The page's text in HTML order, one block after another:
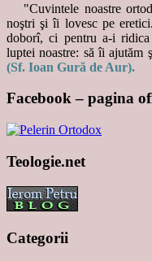
"Cuvintele noastre
noştri şi îi lovesc pe
doborî, ci pentru a-i
luptei noastre: să îi ajutăm
(Sf. Ioan Gură de Aur).
Facebook – pagina
Teologie.net
Categorii